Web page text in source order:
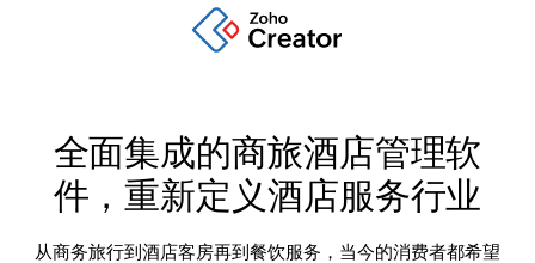
全面集成的商旅酒店管理软
件，重新定义酒店服务行业
从商务旅行到酒店客房再到餐饮服务，当今的消费者都希望